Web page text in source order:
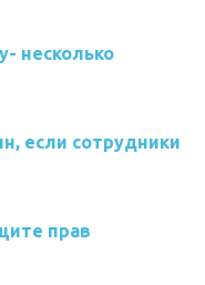
несколько
если сотрудники
прав